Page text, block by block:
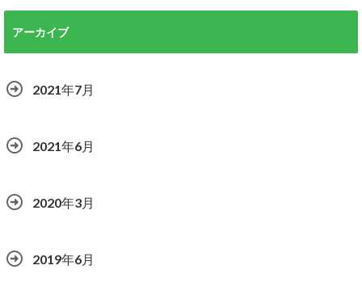
アーカイブ
2021年7月
2021年6月
2020年3月
2019年6月